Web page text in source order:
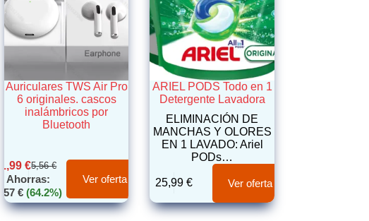
Auriculares TWS Air Pro
6 originales. cascos
inalámbricos por
Bluetooth
5,56€
1,99€
Ahorras:
3,57 € (64.2%)
Ver oferta
ARIEL PODS Todo en 1
Detergente Lavadora
ELIMINACIÓN DE
MANCHAS Y OLORES
EN 1 LAVADO: Ariel
PODs…
25,99 € Ver oferta